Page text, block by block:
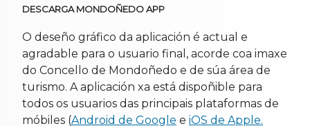
DESCARGA MONDOÑEDO APP
O deseño gráfico da aplicación é actual e
agradable para o usuario final, acorde coa imaxe
do Concello de Mondoñedo e de súa área de
turismo. A aplicación xa está dispoñible para
todos os usuarios das principais plataformas de
móbiles (Android de Google e iOS de Apple.